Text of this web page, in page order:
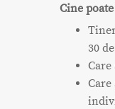
Cine
30